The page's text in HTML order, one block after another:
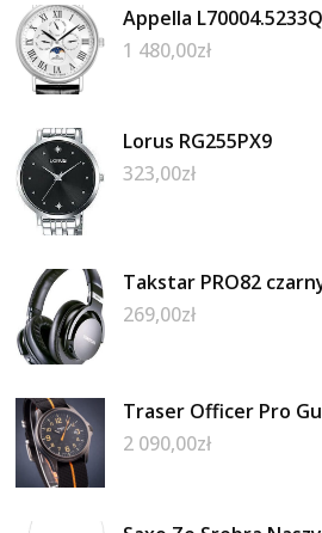
Appella
1 480,00zł
Lorus RG255PX9
323,00zł
Takstar PRO82
269,00zł
Traser Officer Pro
2 090,00zł